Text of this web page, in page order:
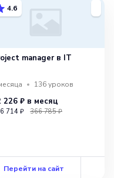
4.6
manager в IT
136уроков
226 ₽ в месяц
714 ₽ 366 785 ₽
Перейти на сайт